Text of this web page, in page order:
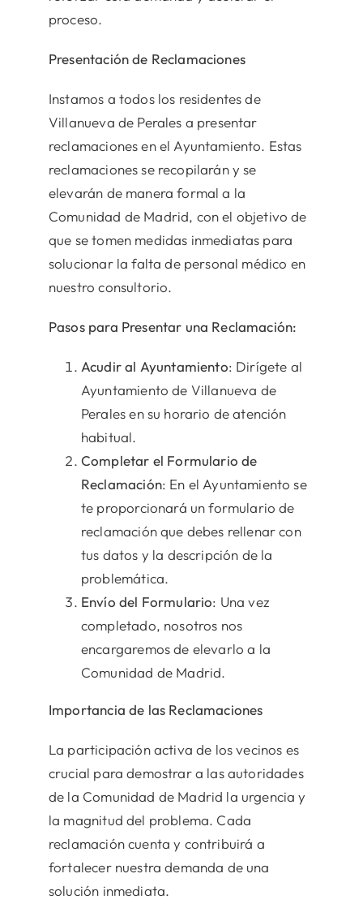
proceso.
Presentación de Reclamaciones
Instamos a todos los residentes de
Villanueva de Perales a presentar
reclamaciones en el Ayuntamiento. Estas
reclamaciones se recopilarán y se
elevarán de manera formal a la
Comunidad de Madrid, con el objetivo de
que se tomen medidas inmediatas para
solucionar la falta de personal médico en
nuestro consultorio.
Pasos para Presentar una Reclamación:
Acudir al Ayuntamiento: Dirígete al
Ayuntamiento de Villanueva de
Perales en su horario de atención
habitual.
Completar el Formulario de
Reclamación: En el Ayuntamiento se
te proporcionará un formulario de
reclamación que debes rellenar con
tus datos y la descripción de la
problemática.
Envío del Formulario: Una vez
completado, nosotros nos
encargaremos de elevarlo a la
Comunidad de Madrid.
Importancia de las Reclamaciones
La participación activa de los vecinos es
crucial para demostrar a las autoridades
de la Comunidad de Madrid la urgencia y
la magnitud del problema. Cada
reclamación cuenta y contribuirá a
fortalecer nuestra demanda de una
solución inmediata.